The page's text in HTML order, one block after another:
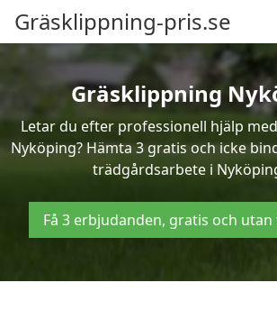
Gräsklippning-pris.se
Gräsklippning
Letar du efter professionell hjälp
Nyköping? Hämta 3 gratis och icke
trädgårdsarbete i
Få 3 erbjudanden, gratis och